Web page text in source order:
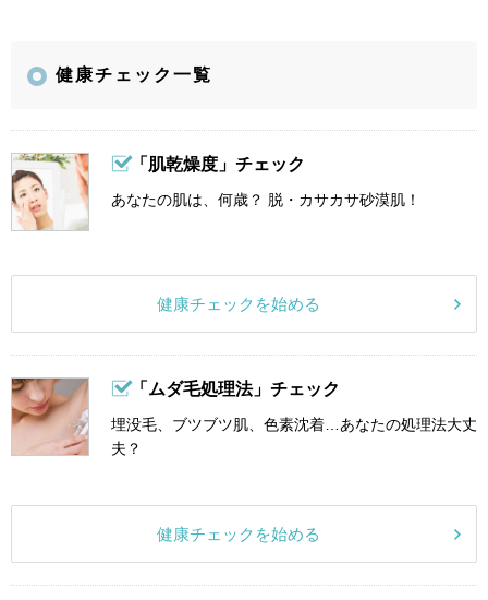
健康チェック一覧
「肌乾燥度」チェック
あなたの肌は、何歳？ 脱・カサカサ砂漠肌！
健康チェックを始める
「ムダ毛処理法」チェック
埋没毛、ブツブツ肌、色素沈着…あなたの処理法大丈
夫？
健康チェックを始める